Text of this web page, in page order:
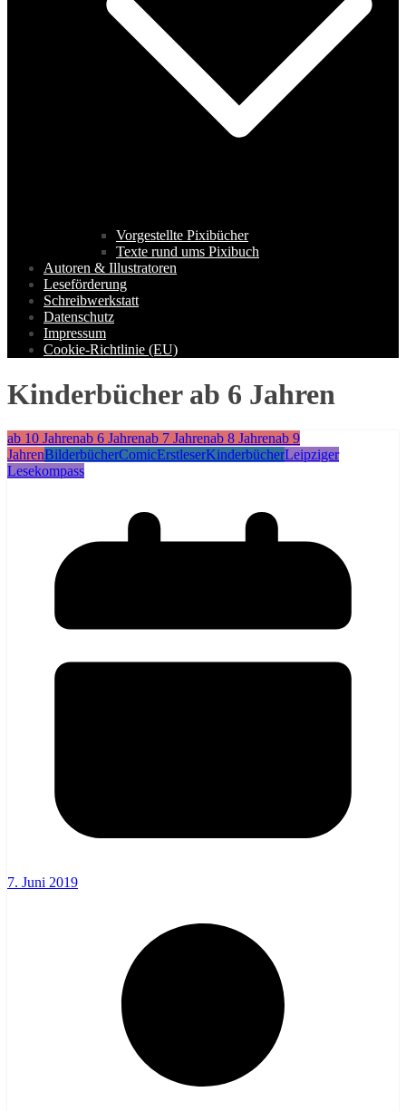
Vorgestellte Pixibücher
Texte rund ums Pixibuch
Autoren & Illustratoren
Leseförderung
Schreibwerkstatt
Datenschutz
Impressum
Cookie-Richtlinie (EU)
Kinderbücher ab 6 Jahren
ab 10 Jahrenab 6 Jahrenab 7 Jahrenab 8 Jahrenab 9
JahrenBilderbücherComicErstleserKinderbücherLeipziger
Lesekompass
7. Juni 2019